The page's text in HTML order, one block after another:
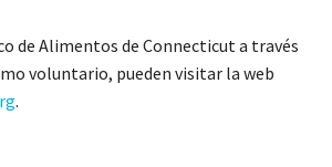
de Alimentos de Connecticut a través
voluntario, pueden visitar la web
.